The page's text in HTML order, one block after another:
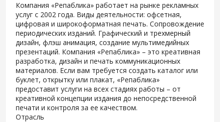
Компания «Репаблика» работает на рынке рекламных
услуг с 2002 года. Виды деятельности: офсетная,
цифровая и широкоформатная печать. Сопровождение
периодических изданий. Графический и трехмерный
дизайн, флэш анимация, создание мультимедийных
презентаций. Компания «Репаблика» – это креативная
разработка, дизайн и печать коммуникационных
материалов. Если вам требуется создать каталог или
буклет, открытку или плакат, «Репаблика»
предоставит услуги на всех стадиях работы – от
креативной концепции издания до непосредственной
печати и контроля за ее качеством.
Отрасль